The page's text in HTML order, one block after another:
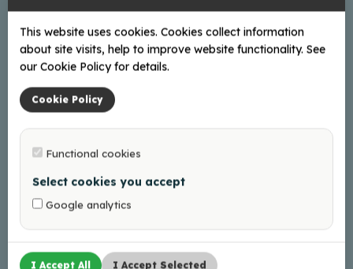
This website uses cookies. Cookies collect information
about site visits, help to improve website functionality. See
our Cookie Policy for details.
Cookie Policy
Functional cookies
Select cookies you accept
Google analytics
I Accept All I Accept Selected